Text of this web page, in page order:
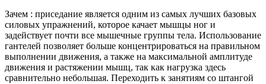
Зачем : приседание является одним из самых лучших базовых
силовых упражнений, которое качает мышцы ног и
задействует почти все мышечные группы тела. Использование
гантелей позволяет больше концентрироваться на правильном
выполнении движения, а также на максимальной амплитуде
движения и растяжении мышц, так как нагрузка здесь
сравнительно небольшая. Переходить к занятиям со штангой